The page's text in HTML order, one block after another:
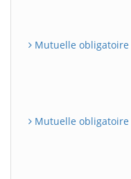
Mutuelle
Mutuelle